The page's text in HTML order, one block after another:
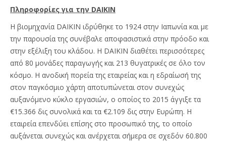
Πληροφορίες για την DAIKIN
Η βιομηχανία DAIKIN ιδρύθηκε το 1924 στην Ιαπωνία και με
την παρουσία της συνέβαλε αποφασιστικά στην πρόοδο και
στην εξέλιξη του κλάδου. Η DAIKIN διαθέτει περισσότερες
από 80 μονάδες παραγωγής και 213 θυγατρικές σε όλο τον
κόσμο. Η ανοδική πορεία της εταιρείας και η εδραίωσή της
στον παγκόσμιο χάρτη αποτυπώνεται στον συνεχώς
αυξανόμενο κύκλο εργασιών, ο οποίος το 2015 άγγιξε τα
€15.366 δις συνολικά και τα €2.109 δις στην Ευρώπη. Η
εταιρεία επενδύει επίσης στο προσωπικό της, το οποίο
αυξάνεται συνεχώς και ανέρχεται σήμερα σε σχεδόν 60.800